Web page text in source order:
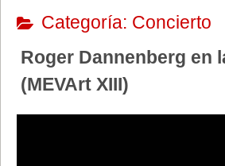
Categoría: Concierto
Roger Dannenberg en
(MEVArt XIII)